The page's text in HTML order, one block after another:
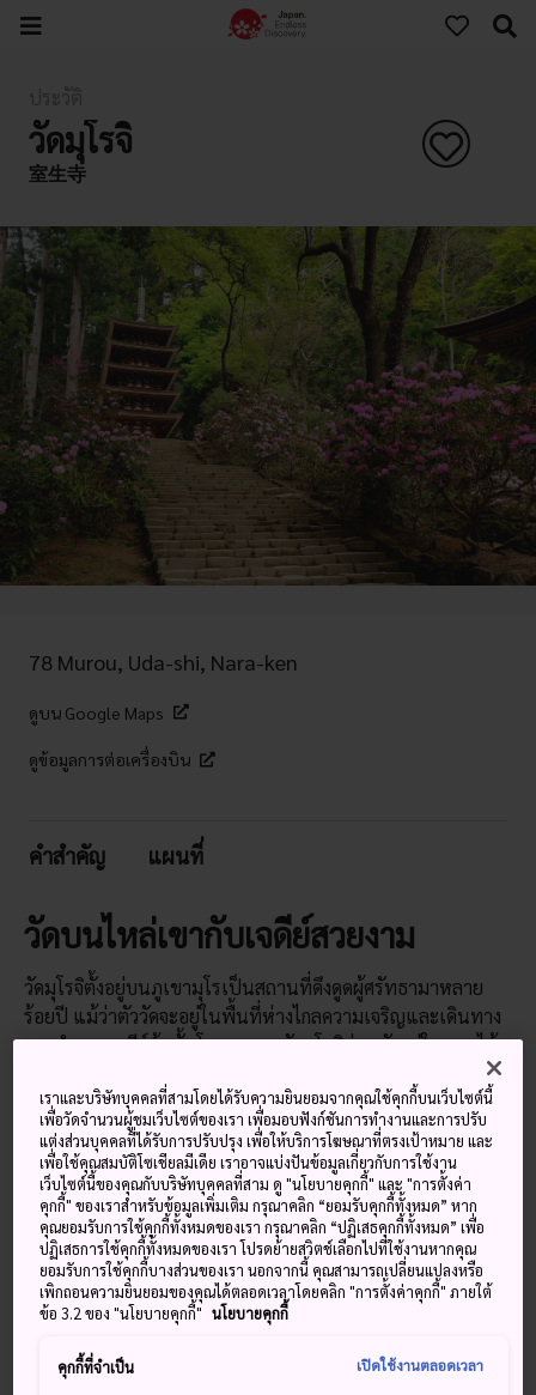
วัดมุโรจิ
室生寺
78 Murou, Uda-shi, Nara-ken
ดูบน Google Maps
ดูข้อมูลการต่อเครื่องบิน
คำสำคัญ แผนที่
วัดบนไหล่เขากับเจดีย์สวยงาม
วัดมุโรจิตั้งอยู่บนภูเขามุโรเป็นสถานที่ดึงดูดผู้ศรัทธามาหลาย
ร้อยปี แม้ว่าตัววัดจะอยู่ในพื้นที่ห่างไกลความเจริญและเดินทาง
ยากลำบาก เจดีย์ห้าชั้นโบราณของวัดมุโรจิซ่อนตัวอยู่ในแมกไม้
สัมผัสเสน่ห์ของวัดที่งดงามไปพร้อม ๆ กับบรรยากาศป่าไม้รกทึบ
บนภูเขา
พลาดไม่ได้
เจดีย์ห้าชั้นที่เล็กที่สุดในญี่ปุ่น
สำรวจป่ารอบวัด
ทริปท่องเที่ยวไป “โคยะซังสำหรับสตรี”
เราและบริษัทบุคคลที่สามโดยได้รับความยินยอมจากคุณใช้คุกกี้บนเว็บไซต์นี้
เพื่อวัดจำนวนผู้ชมเว็บไซต์ของเรา เพื่อมอบฟังก์ชันการทำงานและการปรับ
แต่งส่วนบุคคลที่ได้รับการปรับปรุง เพื่อให้บริการโฆษณาที่ตรงเป้าหมาย และ
เพื่อใช้คุณสมบัติโซเชียลมีเดีย เราอาจแบ่งปันข้อมูลเกี่ยวกับการใช้งาน
เว็บไซต์นี้ของคุณกับบริษัทบุคคลที่สาม ดู "นโยบายคุกกี้" และ "การตั้งค่า
คุกกี้" ของเราสำหรับข้อมูลเพิ่มเติม กรุณาคลิก “ยอมรับคุกกี้ทั้งหมด” หาก
คุณยอมรับการใช้คุกกี้ทั้งหมดของเรา กรุณาคลิก “ปฏิเสธคุกกี้ทั้งหมด” เพื่อ
ปฏิเสธการใช้คุกกี้ทั้งหมดของเรา โปรดย้ายสวิตช์เลือกไปที่ใช้งานหากคุณ
ยอมรับการใช้คุกกี้บางส่วนของเรา นอกจากนี้ คุณสามารถเปลี่ยนแปลงหรือ
เพิกถอนความยินยอมของคุณได้ตลอดเวลาโดยคลิก "การตั้งค่าคุกกี้" ภายใต้
ข้อ 3.2 ของ "นโยบายคุกกี้" นโยบายคุกกี้
คุกกี้ที่จำเป็น เปิดใช้งานตลอดเวลา